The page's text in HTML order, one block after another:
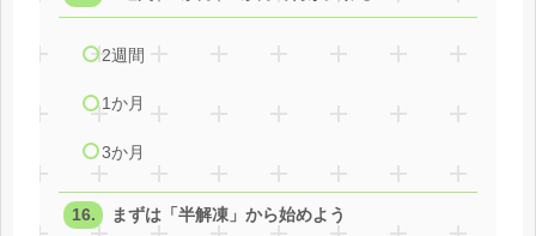
2週間
1か月
3か月
まずは「半解凍」から始めよう